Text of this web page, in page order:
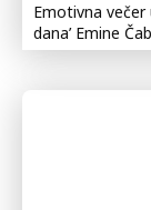
Emotivna večer
dana’ Emine